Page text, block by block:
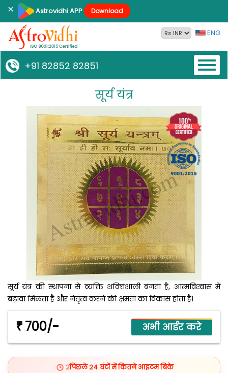
× Astrovidhi APP Download
ENG
+91 82852 82851
सूर्य यंत्र
सूर्य यंत्र की स्‍थापना से व्‍यक्ति शक्‍तिशाली बनता है, आत्‍मविश्‍वास में
बढ़ावा मिलता है और नेतृत्‍व करने की क्षमता का विकास होता है।
₹ 700/-
2पिछले 24 घंटों में कितने आइटम बिके